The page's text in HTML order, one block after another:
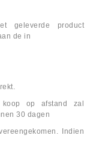
geleverde product
de in
op afstand zal
30 dagen
Indien